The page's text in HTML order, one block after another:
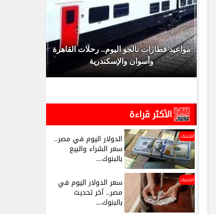
مواعيد قطارات تالجو اليوم.. رحلات القاهرة
وأسوان والإسكندرية
الأكثر قراءة
اقتصاد الدولار اليوم في مصر..
سعر الشراء والبيع
بالبنوك...
اقتصاد سعر الدولار اليوم في
مصر.. آخر تحديث
بالبنوك...